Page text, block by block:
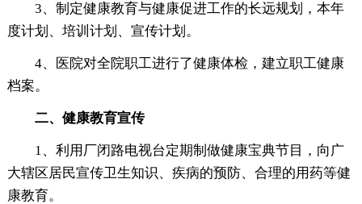
3、制定健康教育与健康促进工作的长远规划，本年
度计划、培训计划、宣传计划。
4、医院对全院职工进行了健康体检，建立职工健康
档案。
二、健康教育宣传
1、利用厂闭路电视台定期制做健康宝典节目，向广
大辖区居民宣传卫生知识、疾病的预防、合理的用药等健
康教育。